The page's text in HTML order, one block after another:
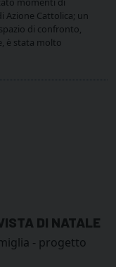
Azione Cattolica; un
di confronto,
è stata molto
DI NATALE
- progetto